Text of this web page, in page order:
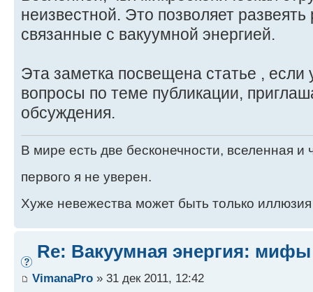
неизвестной. Это позволяет
связанные с вакуумной энергией.
Эта заметка посвещена статье , если
вопроcы по теме публикации,
обсуждения.
В мире есть две бесконечности, вселенная и
первого я не уверен.
Хуже невежества может быть только
Re: Вакуумная энергия:
VimanaPro » 31 дек 2011, 12:42